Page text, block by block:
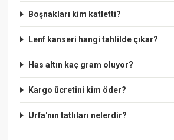
Boşnakları kim katletti?
Lenf kanseri hangi tahlilde çıkar?
Has altın kaç gram oluyor?
Kargo ücretini kim öder?
Urfa'nın tatlıları nelerdir?